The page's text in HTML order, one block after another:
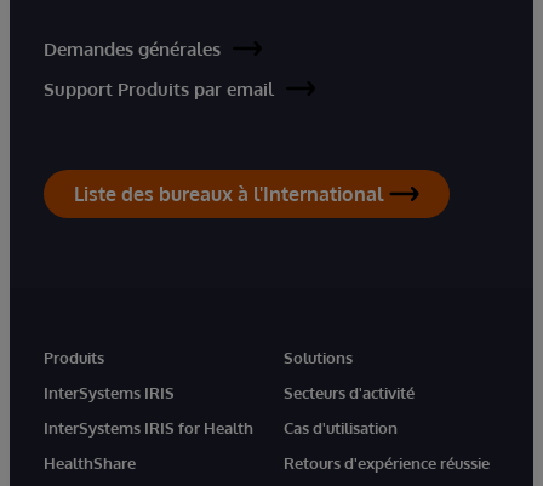
Demandes générales
Support Produits par email
Liste des bureaux à l'International
Produits
InterSystems IRIS
InterSystems IRIS for Health
HealthShare
Solutions
Secteurs d'activité
Cas d'utilisation
Retours d'expérience réussie